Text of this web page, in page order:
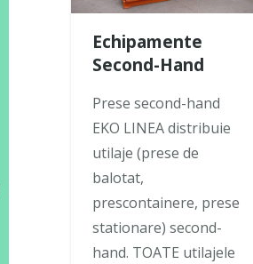
Echipamente
Second-Hand
Prese second-hand
EKO LINEA distribuie
utilaje (prese de
balotat,
prescontainere, prese
stationare) second-
hand. TOATE utilajele